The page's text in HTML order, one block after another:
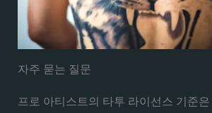
자주 묻는 질문
프로 아티스트의 타투 라이선스 기준